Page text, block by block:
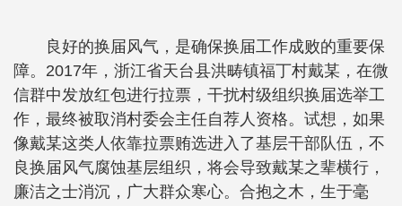
良好的换届风气，是确保换届工作成败的重要保
障。2017年，浙江省天台县洪畴镇福丁村戴某，在微
信群中发放红包进行拉票，干扰村级组织换届选举工
作，最终被取消村委会主任自荐人资格。试想，如果
像戴某这类人依靠拉票贿选进入了基层干部队伍，不
良换届风气腐蚀基层组织，将会导致戴某之辈横行，
廉洁之士消沉，广大群众寒心。合抱之木，生于毫